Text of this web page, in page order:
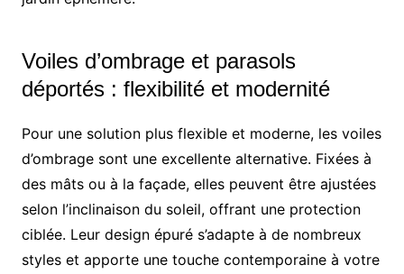
Voiles d’ombrage et parasols
déportés : flexibilité et modernité
Pour une solution plus flexible et moderne, les voiles
d’ombrage sont une excellente alternative. Fixées à
des mâts ou à la façade, elles peuvent être ajustées
selon l’inclinaison du soleil, offrant une protection
ciblée. Leur design épuré s’adapte à de nombreux
styles et apporte une touche contemporaine à votre